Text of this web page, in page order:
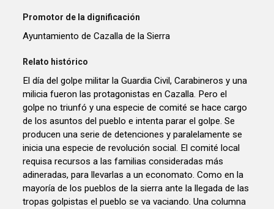
Promotor de la dignificación
Ayuntamiento de Cazalla de la Sierra
Relato histórico
El día del golpe militar la Guardia Civil, Carabineros y una
milicia fueron las protagonistas en Cazalla. Pero el
golpe no triunfó y una especie de comité se hace cargo
de los asuntos del pueblo e intenta parar el golpe. Se
producen una serie de detenciones y paralelamente se
inicia una especie de revolución social. El comité local
requisa recursos a las familias consideradas más
adineradas, para llevarlas a un economato. Como en la
mayoría de los pueblos de la sierra ante la llegada de las
tropas golpistas el pueblo se va vaciando. Una columna